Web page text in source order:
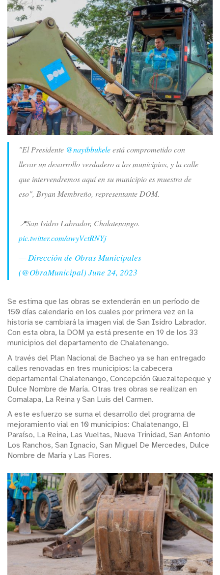
"El Presidente @nayibbukeleestá comprometido con
llevar un desarrollo verdadero a los municipios, y la calle
que intervendremos aquí en su municipio es muestra de
eso", Bryan Membreño, representante DOM.
📍San Isidro Labrador, Chalatenango.
pic.twitter.com/awyVctRNYj
— Dirección de Obras Municipales
(@ObraMunicipal) June 24, 2023
Se estima que las obras se extenderán en un período de
150 días calendario en los cuales por primera vez en la
historia se cambiará la imagen vial de San Isidro Labrador.
Con esta obra, la DOM ya está presente en 19 de los 33
municipios del departamento de Chalatenango.
A través del Plan Nacional de Bacheo ya se han entregado
calles renovadas en tres municipios: la cabecera
departamental Chalatenango, Concepción Quezaltepeque y
Dulce Nombre de María. Otras tres obras se realizan en
Comalapa, La Reina y San Luis del Carmen.
A este esfuerzo se suma el desarrollo del programa de
mejoramiento vial en 10 municipios: Chalatenango, El
Paraíso, La Reina, Las Vueltas, Nueva Trinidad, San Antonio
Los Ranchos, San Ignacio, San Miguel De Mercedes, Dulce
Nombre de María y Las Flores.